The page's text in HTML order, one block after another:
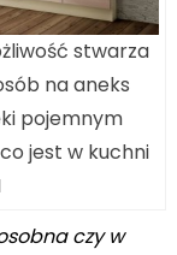
stwarza
na aneks
pojemnym
jest w kuchni
czy w